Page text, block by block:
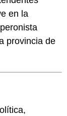
en la
provincia de